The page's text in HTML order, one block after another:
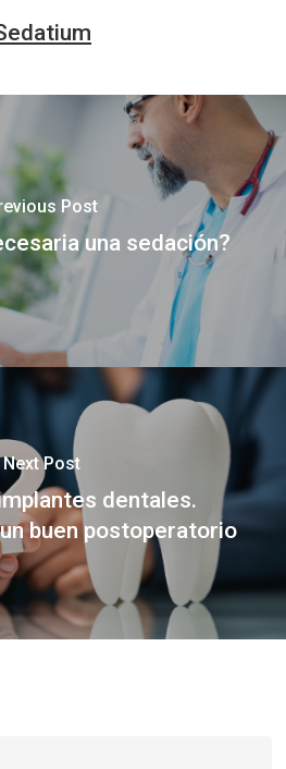
Post
una sedación?
Next Post
dentales.
buen postoperatorio